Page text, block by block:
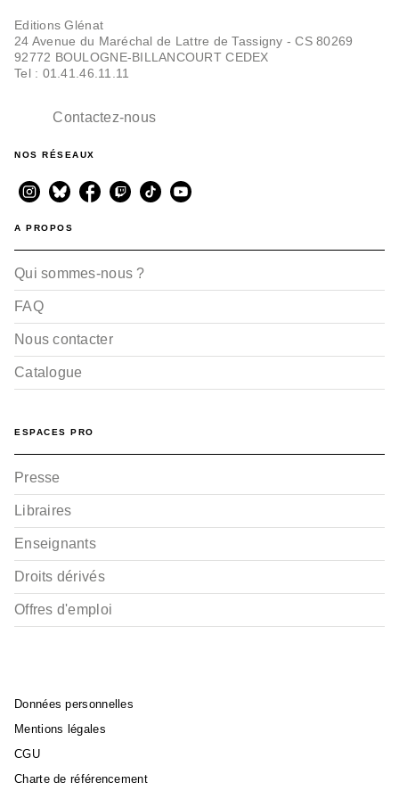
Editions Glénat
24 Avenue du Maréchal de Lattre de Tassigny - CS 80269
92772 BOULOGNE-BILLANCOURT CEDEX
Tel : 01.41.46.11.11
Contactez-nous
NOS RÉSEAUX
A PROPOS
Qui sommes-nous ?
FAQ
Nous contacter
Catalogue
ESPACES PRO
Presse
Libraires
Enseignants
Droits dérivés
Offres d'emploi
Données personnelles
Mentions légales
CGU
Charte de référencement